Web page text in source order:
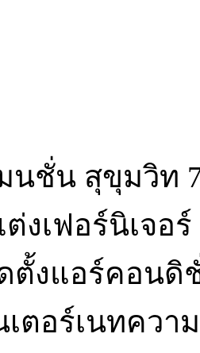
นชั่น สุขุมวิท
งเฟอร์นิเจอ
ตั้งแอร์คอนดิ
ตอร์เนทความ